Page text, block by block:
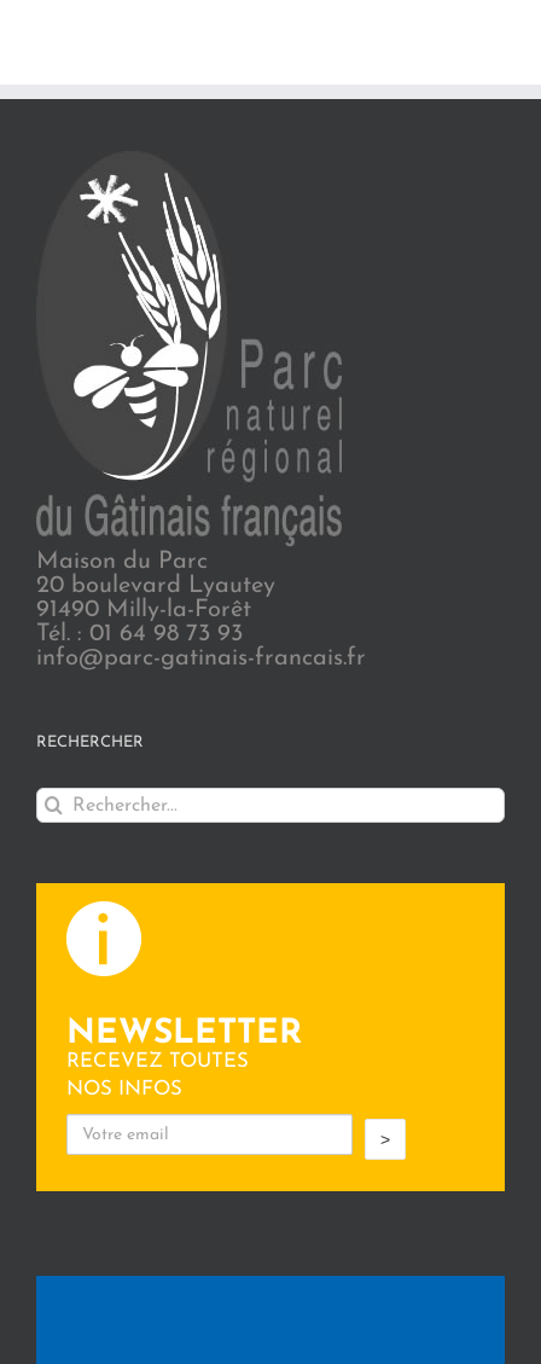
Maison du Parc
20 boulevard Lyautey
91490 Milly-la-Forêt
Tél. : 01 64 98 73 93
info@parc-gatinais-francais.fr
RECHERCHER
Rechercher:
NEWSLETTER
RECEVEZ TOUTES
NOS INFOS
>